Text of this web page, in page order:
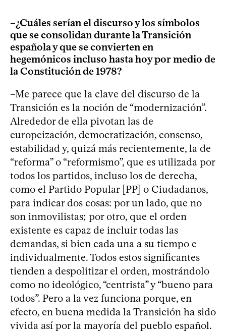
–¿Cuáles serían el discurso y los símbolos
que se consolidan durante la Transición
española y que se convierten en
hegemónicos incluso hasta hoy por medio de
la Constitución de 1978?
–Me parece que la clave del discurso de la
Transición es la noción de “modernización”.
Alrededor de ella pivotan las de
europeización, democratización, consenso,
estabilidad y, quizá más recientemente, la de
“reforma” o “reformismo”, que es utilizada por
todos los partidos, incluso los de derecha,
como el Partido Popular [PP] o Ciudadanos,
para indicar dos cosas: por un lado, que no
son inmovilistas; por otro, que el orden
existente es capaz de incluir todas las
demandas, si bien cada una a su tiempo e
individualmente. Todos estos significantes
tienden a despolitizar el orden, mostrándolo
como no ideológico, “centrista” y “bueno para
todos”. Pero a la vez funciona porque, en
efecto, en buena medida la Transición ha sido
vivida así por la mayoría del pueblo español.